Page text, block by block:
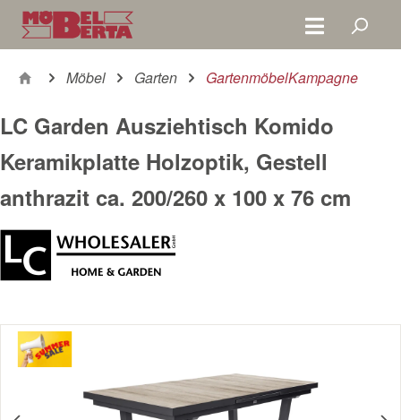
Zum Hauptinhalt springen
Möbel Garten GartenmöbelKampagne
LC Garden Ausziehtisch Komido
Keramikplatte Holzoptik, Gestell
anthrazit ca. 200/260 x 100 x 76 cm
Bildergalerie überspringen